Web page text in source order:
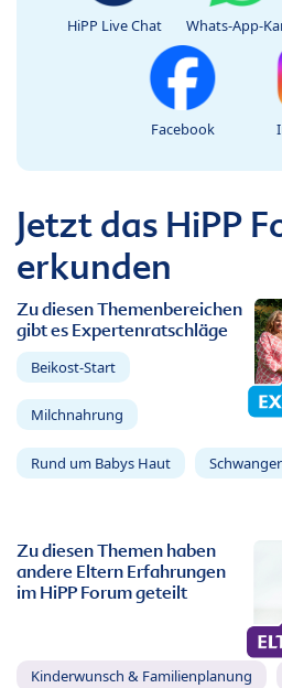
HiPP Live Chat Whats-App-
Facebook
Jetzt das HiPP
erkunden
Zu diesen Themenbereichen
gibt es Expertenratschläge
Beikost-Start
Milchnahrung
Rund um Babys Haut
Zu diesen Themen haben
andere Eltern Erfahrungen
im HiPP Forum geteilt
Kinderwunsch & Familienplanung